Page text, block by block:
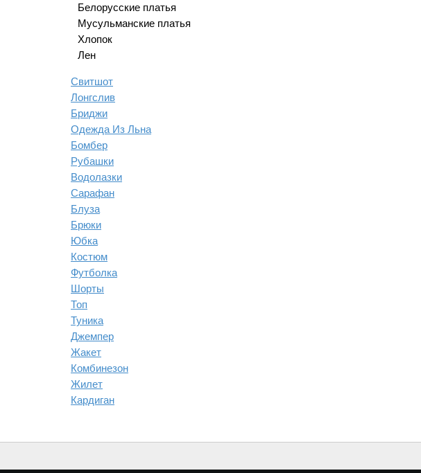
Белорусские платья
Мусульманские платья
Хлопок
Лен
Свитшот
Лонгслив
Бриджи
Одежда Из Льна
Бомбер
Рубашки
Водолазки
Сарафан
Блуза
Брюки
Юбка
Костюм
Футболка
Шорты
Топ
Туника
Джемпер
Жакет
Комбинезон
Жилет
Кардиган